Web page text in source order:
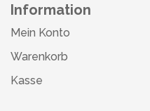
Information
Mein Konto
Warenkorb
Kasse